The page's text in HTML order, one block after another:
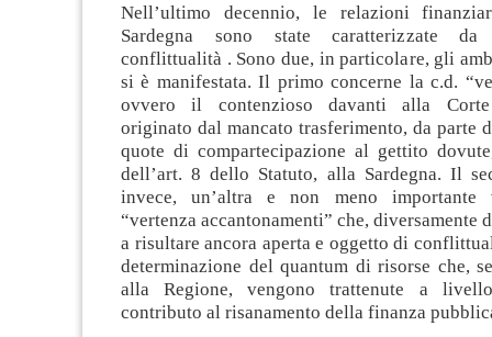
Nell’ultimo decennio, le relazioni
Sardegna sono state caratterizzate
conflittualità . Sono due, in particolare, gli
si è manifestata. Il primo concerne la c.d.
ovvero il contenzioso davanti alla Corte
originato dal mancato trasferimento, da parte
quote di compartecipazione al gettito
dell’art. 8 dello Statuto, alla Sardegna. Il
invece, un’altra e non meno importante
“vertenza accantonamenti” che, diversamente
a risultare ancora aperta e oggetto di
determinazione del quantum di risorse che,
alla Regione, vengono trattenute a
contributo al risanamento della finanza